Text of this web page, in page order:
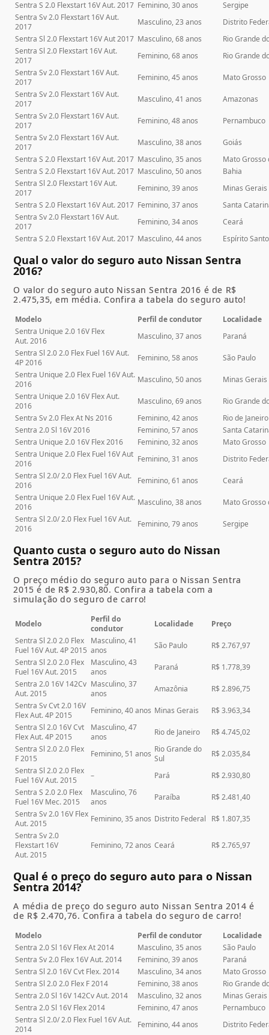
Sentra S 2.0 Flexstart 16V Aut. 2017 Feminino, 30 anos
Sergipe
Sentra Sv 2.0 Flexstart 16V Aut.
2017
Masculino, 23 anos
Distrito
Sentra Sl 2.0 Flexstart 16V Aut 2017 Masculino, 68 anos
Rio Grande
Sentra Sl 2.0 Flexstart 16V Aut.
2017
Feminino, 68 anos
Rio Grande
Sentra Sv 2.0 Flexstart 16V Aut.
2017
Feminino, 45 anos
Mato Grosso
Sentra Sv 2.0 Flexstart 16V Aut.
2017
Masculino, 41 anos
Amazonas
Sentra Sv 2.0 Flexstart 16V Aut.
2017
Feminino, 48 anos
Pernambuco
Sentra Sv 2.0 Flexstart 16V Aut.
2017
Masculino, 38 anos
Goiás
Sentra S 2.0 Flexstart 16V Aut. 2017 Masculino, 35 anos
Mato Grosso
Sentra S 2.0 Flexstart 16V Aut. 2017 Masculino, 50 anos
Bahia
Sentra Sl 2.0 Flexstart 16V Aut.
2017
Feminino, 39 anos
Minas Gerais
Sentra S 2.0 Flexstart 16V Aut. 2017 Feminino, 37 anos
Santa
Sentra Sv 2.0 Flexstart 16V Aut.
2017
Feminino, 34 anos
Ceará
Sentra S 2.0 Flexstart 16V Aut. 2017 Masculino, 44 anos Espírito Santo
Qual o valor do seguro auto Nissan Sentra
2016?
O valor do seguro auto Nissan Sentra 2016 é de R$
2.475,35, em média. Confira a tabela do seguro auto!
Modelo Perfil de condutor
Localidade
Sentra Unique 2.0 16V Flex
Aut. 2016
Masculino, 37 anos
Paraná
Sentra Sl 2.0 2.0 Flex Fuel 16V Aut.
4P 2016
Feminino, 58 anos
São Paulo
Sentra Unique 2.0 Flex Fuel 16V Aut.
2016
Masculino, 50 anos
Minas Gerais
Sentra Unique 2.0 16V Flex Aut.
2016
Masculino, 69 anos
Rio Grande
Sentra Sv 2.0 Flex At Ns 2016
Feminino, 42 anos
Rio de Janeiro
Sentra 2.0 Sl 16V 2016
Feminino, 57 anos
Santa
Sentra Unique 2.0 16V Flex 2016
Feminino, 32 anos
Mato Grosso
Sentra Unique 2.0 Flex Fuel 16V Aut
2016
Feminino, 31 anos
Distrito
Sentra Sl 2.0/ 2.0 Flex Fuel 16V Aut.
2016
Feminino, 61 anos
Ceará
Sentra Unique 2.0 Flex Fuel 16V Aut.
2016
Masculino, 38 anos
Mato Grosso
Sentra Sl 2.0/ 2.0 Flex Fuel 16V Aut.
2016
Feminino, 79 anos Sergipe
Quanto custa o seguro auto do Nissan
Sentra 2015?
O preço médio do seguro auto para o Nissan Sentra
2015 é de R$ 2.930,80. Confira a tabela com a
simulação do seguro de carro!
Modelo
Perfil do
condutor
Localidade
Preço
Sentra Sl 2.0 2.0 Flex
Fuel 16V Aut. 4P 2015
Masculino, 41
anos
São Paulo
R$ 2.767,97
Sentra Sl 2.0 2.0 Flex
Fuel 16V Aut. 2015
Masculino, 43
anos
Paraná
R$ 1.778,39
Sentra 2.0 16V 142Cv
Aut. 2015
Masculino, 37
anos
Amazônia
R$ 2.896,75
Sentra Sv Cvt 2.0 16V
Flex Aut. 4P 2015
Feminino, 40 anos Minas Gerais
R$ 3.963,34
Sentra Sl 2.0 16V Cvt
Flex Aut. 4P 2015
Masculino, 47
anos
Rio de Janeiro
R$ 4.745,02
Sentra Sl 2.0 2.0 Flex
F 2015
Feminino, 51 anos Rio Grande do
Sul
R$ 2.035,84
Sentra Sl 2.0 2.0 Flex
Fuel 16V Aut. 2015
– Pará
R$ 2.930,80
Sentra S 2.0 2.0 Flex
Fuel 16V Mec. 2015
Masculino, 76
anos
Paraíba
R$ 2.481,40
Sentra Sv 2.0 16V Flex
Aut. 2015
Feminino, 35 anos Distrito Federal
R$ 1.807,35
Sentra Sv 2.0
Flexstart 16V
Aut. 2015
Feminino, 72 anos Ceará R$ 2.765,97
Qual é o preço do seguro auto para o Nissan
Sentra 2014?
A média de preço do seguro auto Nissan Sentra 2014 é
de R$ 2.470,76. Confira a tabela do seguro de carro!
Modelo Perfil de condutor
Localidade
Sentra 2.0 Sl 16V Flex At 2014
Masculino, 35 anos
São Paulo
Sentra Sv 2.0 Flex 16V Aut. 2014
Feminino, 39 anos
Paraná
Sentra Sl 2.0 16V Cvt Flex. 2014
Masculino, 34 anos
Mato Grosso
Sentra Sl 2.0 2.0 Flex F 2014
Feminino, 38 anos
Rio Grande
Sentra 2.0 Sl 16V 142Cv Aut. 2014
Masculino, 32 anos
Minas Gerais
Sentra 2.0 Sl 16V Flex 2014
Feminino, 47 anos
Pernambuco
Sentra Sl 2.0/ 2.0 Flex Fuel 16V Aut.
2014
Feminino, 44 anos
Distrito